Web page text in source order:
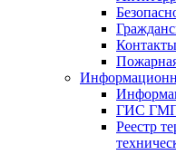
Контакты
ГИС
Реестр